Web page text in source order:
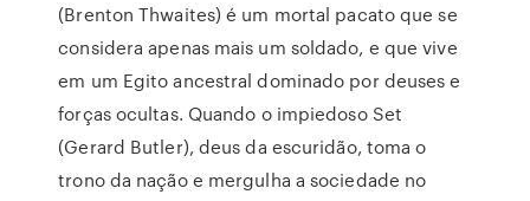
(Brenton Thwaites) é um mortal pacato que se
considera apenas mais um soldado, e que vive
em um Egito ancestral dominado por deuses e
forças ocultas. Quando o impiedoso Set
(Gerard Butler), deus da escuridão, toma o
trono da nação e mergulha a sociedade no